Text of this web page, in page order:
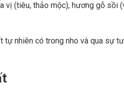
vị (tiêu, thảo mộc), hương gỗ sồi
nhiên có trong nho và qua sự